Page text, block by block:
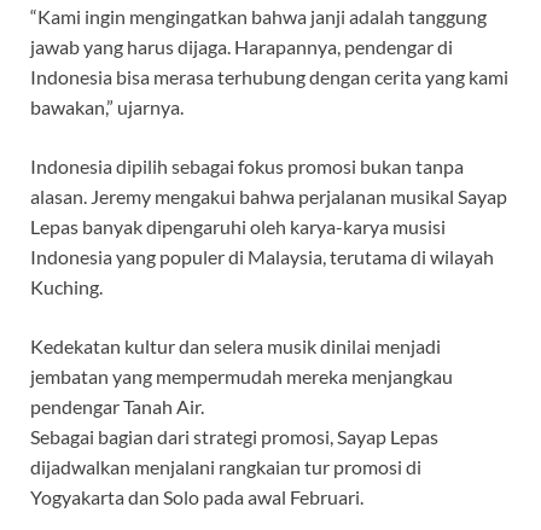
“Kami ingin mengingatkan bahwa janji adalah tanggung
jawab yang harus dijaga. Harapannya, pendengar di
Indonesia bisa merasa terhubung dengan cerita yang kami
bawakan,” ujarnya.
Indonesia dipilih sebagai fokus promosi bukan tanpa
alasan. Jeremy mengakui bahwa perjalanan musikal Sayap
Lepas banyak dipengaruhi oleh karya-karya musisi
Indonesia yang populer di Malaysia, terutama di wilayah
Kuching.
Kedekatan kultur dan selera musik dinilai menjadi
jembatan yang mempermudah mereka menjangkau
pendengar Tanah Air.
Sebagai bagian dari strategi promosi, Sayap Lepas
dijadwalkan menjalani rangkaian tur promosi di
Yogyakarta dan Solo pada awal Februari.